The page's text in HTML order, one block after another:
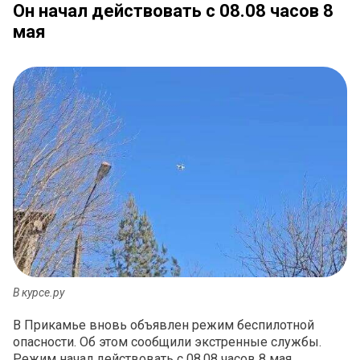
Он начал действовать с 08.08 часов 8
мая
В курсе.ру
В Прикамье вновь объявлен режим беспилотной
опасности. Об этом сообщили экстренные службы.